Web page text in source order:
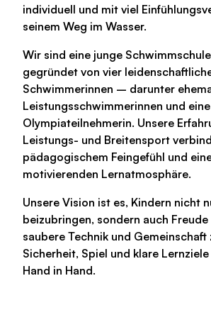
individuell und mit viel
seinem Weg im Wasser.
Wir sind eine junge
gegründet von vier
Schwimmerinnen – darunter
Leistungsschwimmerinnen und
Olympiateilnehmerin. Unsere
Leistungs- und Breitensport
pädagogischem Feingefühl und
motivierenden Lernatmosphäre.
Unsere Vision ist es, Kindern nicht
beizubringen, sondern auch Freude
saubere Technik und Gemeinschaft
Sicherheit, Spiel und klare
Hand in Hand.